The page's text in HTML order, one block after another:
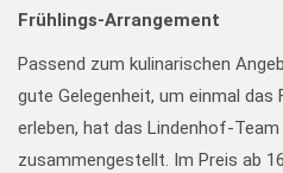
Frühlings-Arrangement
Passend zum kulinarischen
gute Gelegenheit, um einmal das
erleben, hat das Lindenhof-
zusammengestellt. Im Preis ab